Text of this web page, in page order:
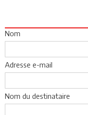
Nom
Adresse e-mail
Nom du destinataire